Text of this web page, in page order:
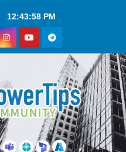
12:43:58 PM